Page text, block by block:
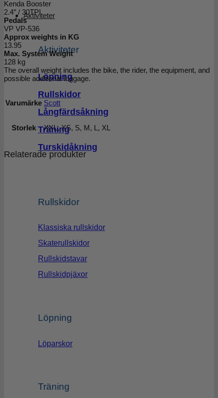
Aktiviteter
Aktiviteter
Löpning
Rullskidor
Långfärdsåkning
Träning
Turskidåkning
Rullskidor
Klassiska rullskidor
Skaterullskidor
Rullskidstavar
Rullskidpjäxor
Löpning
Löparskor
Träning
Kenda Booster
2.4″ / 30TPI
Pedals
VP VP-536
Approx weights in KG
13.95
Max. System Weight
128 kg
The overall weight includes the bike, the rider, the equipment, and
possible additional luggage.
Varumärke Scott
Storlek XXL, XS, S, M, L, XL
Relaterade produkter